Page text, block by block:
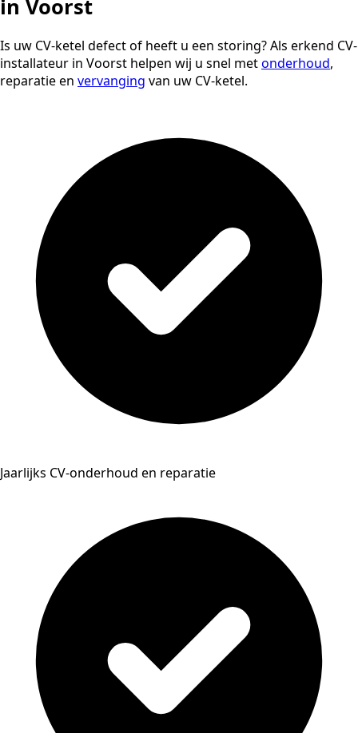
in Voorst
Is uw CV-ketel defect of heeft u een storing? Als erkend CV-
installateur in Voorst helpen wij u snel metonderhoud,
reparatie en vervanging van uw CV-ketel.
Jaarlijks CV-onderhoud en reparatie